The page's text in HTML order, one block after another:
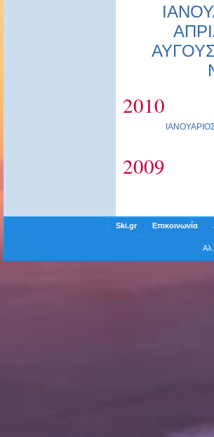
2010
2009
Ski.gr Επικοινωνία